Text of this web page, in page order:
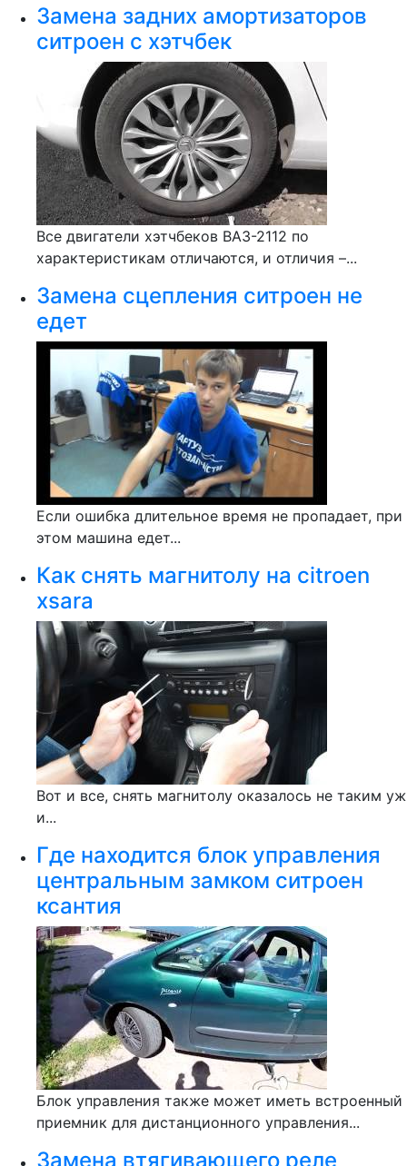
Замена задних амортизаторов
ситроен с хэтчбек
Все двигатели хэтчбеков ВАЗ-2112 по
характеристикам отличаются, и отличия –...
Замена сцепления ситроен не
едет
Если ошибка длительное время не пропадает, при
этом машина едет...
Как снять магнитолу на citroen
xsara
Вот и все, снять магнитолу оказалось не таким уж
и...
Где находится блок управления
центральным замком ситроен
ксантия
Блок управления также может иметь встроенный
приемник для дистанционного управления...
Замена втягивающего реле